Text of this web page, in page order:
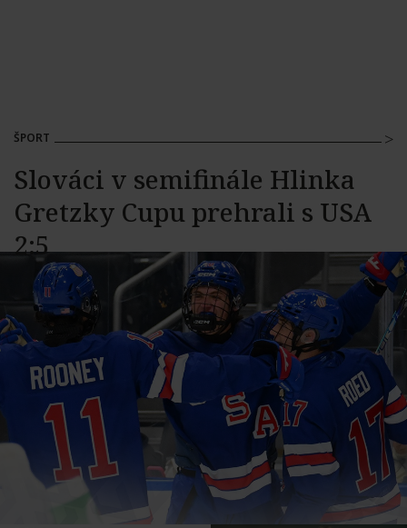
ŠPORT